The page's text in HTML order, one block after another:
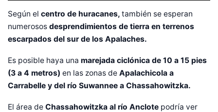
Según el centro de huracanes, también se esperan
numerosos desprendimientos de tierra en terrenos
escarpados del sur de los Apalaches.
Es posible haya una marejada ciclónica de 10 a 15 pies
(3 a 4 metros) en las zonas de Apalachicola a
Carrabelle y del río Suwannee a Chassahowitzka.
El área de Chassahowitzka al río Anclote podría ver